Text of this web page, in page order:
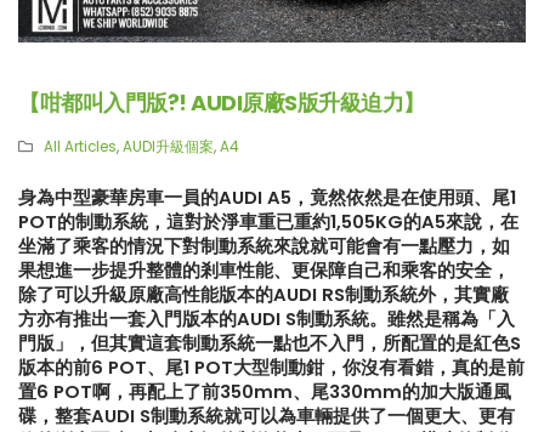
【咁都叫入門版?! AUDI原廠S版升級迫力】
All Articles,AUDI升級個案,A4
身為中型豪華房車一員的AUDI A5，竟然依然是在使用頭、尾1
POT的制動系統，這對於淨車重已重約1,505KG的A5來說，在
坐滿了乘客的情況下對制動系統來說就可能會有一點壓力，如
果想進一步提升整體的剎車性能、更保障自己和乘客的安全，
除了可以升級原廠高性能版本的AUDI RS制動系統外，其實廠
方亦有推出一套入門版本的AUDI S制動系統。雖然是稱為「入
門版」，但其實這套制動系統一點也不入門，所配置的是紅色S
版本的前6 POT、尾1 POT大型制動鉗，你沒有看錯，真的是前
置6 POT啊，再配上了前350mm、尾330mm的加大版通風
碟，整套AUDI S制動系統就可以為車輛提供了一個更大、更有